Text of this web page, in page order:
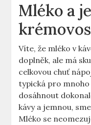
Mléko a
Víte, že mléko v
doplněk, ale má
celkovou chuť
typická pro mnoho
dosáhnout
kávy a jemnou,
Mléko se